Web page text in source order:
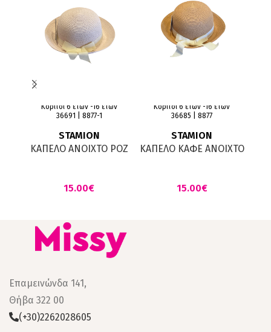
Κορίτσι 6 ετών -16 ετών
36691 | 8877-1
STAMION
ΚΑΠΕΛΟ ΑΝΟΙΧΤΟ ΡΟΖ
€
Κορίτσι 6 ετών -16 ετών
36685 | 8877
STAMION
ΚΑΠΕΛΟ ΚΑΦΕ ΑΝΟΙΧΤΟ
€
Επαμεινώνδα 141,
Θήβα 322 00
(+30)2262028605